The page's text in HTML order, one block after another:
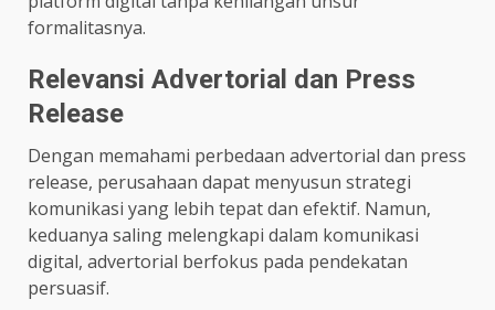
formalitasnya.
Relevansi Advertorial dan Press
Release
Dengan memahami perbedaan advertorial dan press
release, perusahaan dapat menyusun strategi
komunikasi yang lebih tepat dan efektif. Namun,
keduanya saling melengkapi dalam komunikasi
digital, advertorial berfokus pada pendekatan
persuasif.